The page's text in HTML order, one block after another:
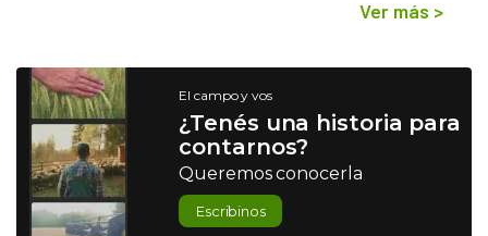
Ver más >
El campo y vos
¿Tenés una historia para
contarnos?
Queremos conocerla
Escribinos